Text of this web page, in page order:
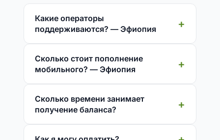
Какие операторы
поддерживаются? — Эфиопия
Сколько стоит пополнение
мобильного? — Эфиопия
Сколько времени занимает
получение баланса?